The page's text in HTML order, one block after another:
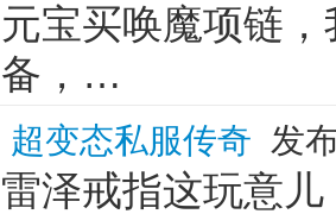
元宝买唤魔项链
备，…
超变态私服传奇 发
雷泽戒指这玩意